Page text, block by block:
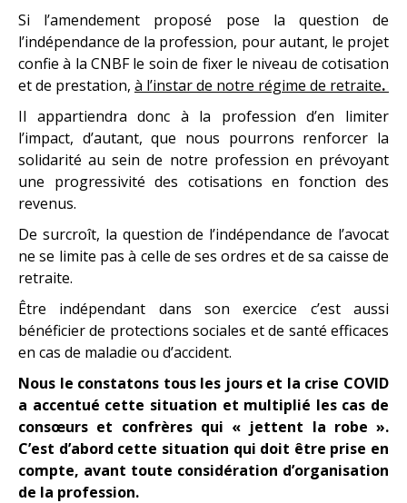
Si l’amendement proposé pose la question de
l’indépendance de la profession, pour autant, le projet
confie à la CNBF le soin de fixer le niveau de cotisation
et de prestation, à l’instar de notre régime de retraite.
Il appartiendra donc à la profession d’en limiter
l’impact, d’autant, que nous pourrons renforcer la
solidarité au sein de notre profession en prévoyant
une progressivité des cotisations en fonction des
revenus.
De surcroît, la question de l’indépendance de l’avocat
ne se limite pas à celle de ses ordres et de sa caisse de
retraite.
Être indépendant dans son exercice c’est aussi
bénéficier de protections sociales et de santé efficaces
en cas de maladie ou d’accident.
Nous le constatons tous les jours et la crise COVID
a accentué cette situation et multiplié les cas de
consœurs et confrères qui « jettent la robe ».
C’est d’abord cette situation qui doit être prise en
compte, avant toute considération d’organisation
de la profession.